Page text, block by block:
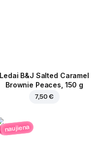
Ledai B&J Salted Caramel
Brownie Peaces, 150 g
7,50 €
naujiena